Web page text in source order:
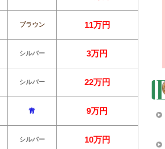
ブラウン 11万円
シルバー 3万円
シルバー 22万円
青 9万円
シルバー 10万円